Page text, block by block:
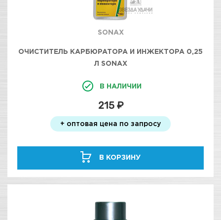
SONAX
ОЧИСТИТЕЛЬ КАРБЮРАТОРА И ИНЖЕКТОРА 0,25
Л SONAX
В НАЛИЧИИ
215 ₽
+ оптовая цена по запросу
В КОРЗИНУ